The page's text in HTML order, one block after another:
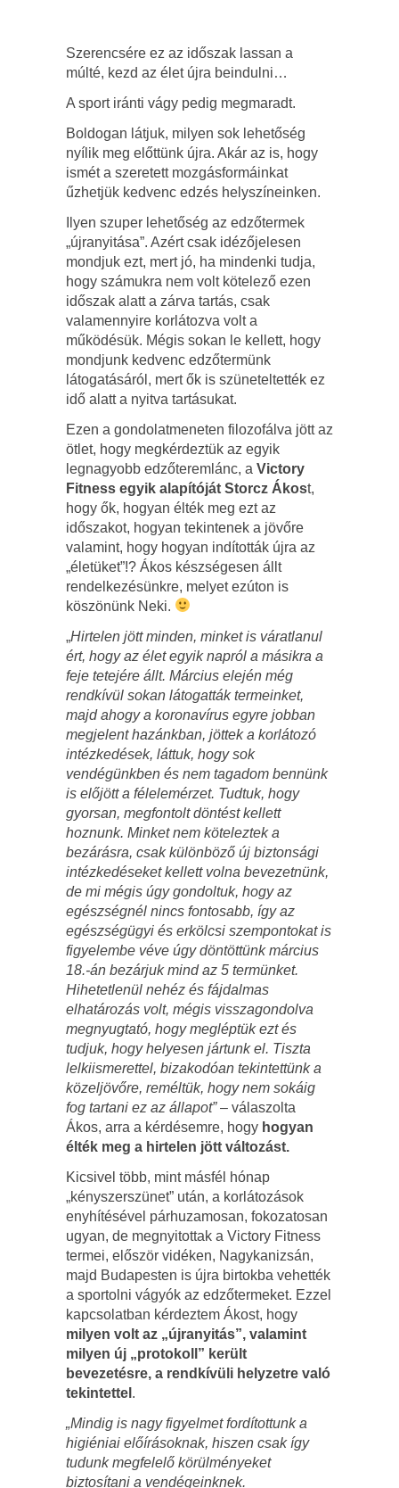
Szerencsére ez az időszak lassan a
múlté, kezd az élet újra beindulni…
A sport iránti vágy pedig megmaradt.
Boldogan látjuk, milyen sok lehetőség
nyílik meg előttünk újra. Akár az is, hogy
ismét a szeretett mozgásformáinkat
űzhetjük kedvenc edzés helyszíneinken.
Ilyen szuper lehetőség az edzőtermek
„újranyitása”. Azért csak idézőjelesen
mondjuk ezt, mert jó, ha mindenki tudja,
hogy számukra nem volt kötelező ezen
időszak alatt a zárva tartás, csak
valamennyire korlátozva volt a
működésük. Mégis sokan le kellett, hogy
mondjunk kedvenc edzőtermünk
látogatásáról, mert ők is szüneteltették ez
idő alatt a nyitva tartásukat.
Ezen a gondolatmeneten filozofálva jött az
ötlet, hogy megkérdeztük az egyik
legnagyobb edzőteremlánc, a Victory
Fitness egyik alapítóját Storcz Ákost,
hogy ők, hogyan élték meg ezt az
időszakot, hogyan tekintenek a jövőre
valamint, hogy hogyan indították újra az
„életüket”!? Ákos készségesen állt
rendelkezésünkre, melyet ezúton is
köszönünk Neki.
„Hirtelen jött minden, minket is váratlanul
ért, hogy az élet egyik napról a másikra a
feje tetejére állt. Március elején még
rendkívül sokan látogatták termeinket,
majd ahogy a koronavírus egyre jobban
megjelent hazánkban, jöttek a korlátozó
intézkedések, láttuk, hogy sok
vendégünkben és nem tagadom bennünk
is előjött a félelemérzet. Tudtuk, hogy
gyorsan, megfontolt döntést kellett
hoznunk. Minket nem köteleztek a
bezárásra, csak különböző új biztonsági
intézkedéseket kellett volna bevezetnünk,
de mi mégis úgy gondoltuk, hogy az
egészségnél nincs fontosabb, így az
egészségügyi és erkölcsi szempontokat is
figyelembe véve úgy döntöttünk március
18.-án bezárjuk mind az 5 termünket.
Hihetetlenül nehéz és fájdalmas
elhatározás volt, mégis visszagondolva
megnyugtató, hogy megléptük ezt és
tudjuk, hogy helyesen jártunk el. Tiszta
lelkiismerettel, bizakodóan tekintettünk a
közeljövőre, reméltük, hogy nem sokáig
fog tartani ez az állapot”– válaszolta
Ákos, arra a kérdésemre, hogy hogyan
élték meg a hirtelen jött változást.
Kicsivel több, mint másfél hónap
„kényszerszünet” után, a korlátozások
enyhítésével párhuzamosan, fokozatosan
ugyan, de megnyitottak a Victory Fitness
termei, először vidéken, Nagykanizsán,
majd Budapesten is újra birtokba vehették
a sportolni vágyók az edzőtermeket. Ezzel
kapcsolatban kérdeztem Ákost, hogy
milyen volt az „újranyitás”, valamint
milyen új „protokoll” került
bevezetésre, a rendkívüli helyzetre való
tekintettel .
„Mindig is nagy figyelmet fordítottunk a
higiéniai előírásoknak, hiszen csak így
tudunk megfelelő körülményeket
biztosítani a vendégeinknek.